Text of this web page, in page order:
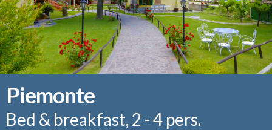
Piemonte
Bed & breakfast, 2 - 4 pers.